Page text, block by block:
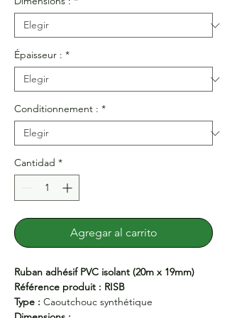
Épaisseur : *
Conditionnement : *
Cantidad *
Agregar al carrito
Ruban adhésif PVC isolant (20m x 19mm)
Référence produit : RISB
Type : Caoutchouc synthétique